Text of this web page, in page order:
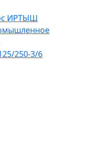
250-3/6